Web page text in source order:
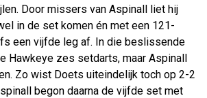
Door missers van Aspinall liet hij
in de set komen én met een 121-
een vijfde leg af. In die beslissende
Hawkeye zes setdarts, maar Aspinall
Zo wist Doets uiteindelijk toch op 2-2
begon daarna de vijfde set met